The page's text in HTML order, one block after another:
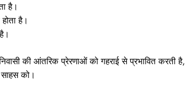
है।
है।
की आंतरिक प्रेरणाओं को गहराई से प्रभावित करती है,
को।